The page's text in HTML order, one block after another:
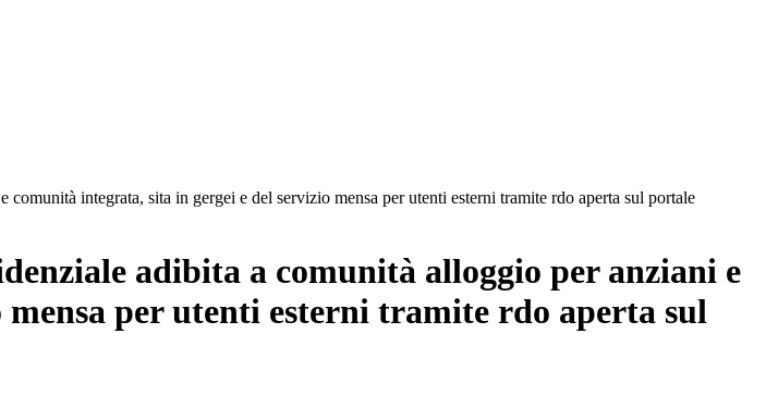
integrata, sita in gergei e del servizio mensa per utenti esterni tramite rdo aperta sul portale
adibita a comunità alloggio per anziani e
per utenti esterni tramite rdo aperta sul